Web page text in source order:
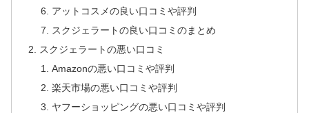
アットコスメの良い口コミや評判
スクジェラートの良い口コミのまとめ
スクジェラートの悪い口コミ
Amazonの悪い口コミや評判
楽天市場の悪い口コミや評判
ヤフーショッピングの悪い口コミや評判